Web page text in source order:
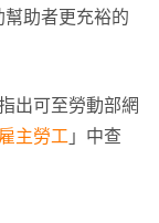
幫助者更充裕的
出可至勞動部網
主勞工 」中查